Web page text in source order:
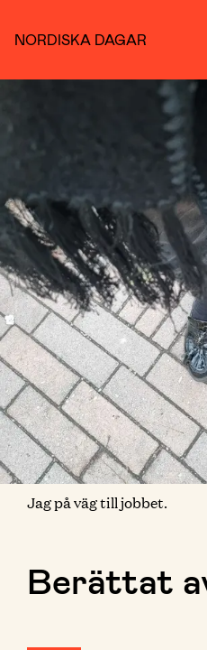
NORDISKA DAGAR
Jag på väg till jobbet.
Berättat